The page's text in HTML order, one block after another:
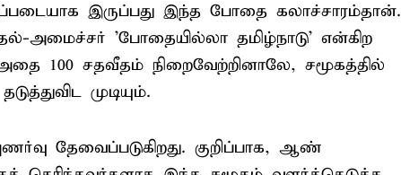
இருப்பது இந்த போதை கலாச்சாரம்தான்.
அமைச்சர் 'போதையில்லா தமிழ்நாடு' என்கிற
100 சதவீதம் நிறைவேற்றினாலே, சமூகத்தில்
முடியும்.
தேவைப்படுகிறது. குறிப்பாக, ஆண்